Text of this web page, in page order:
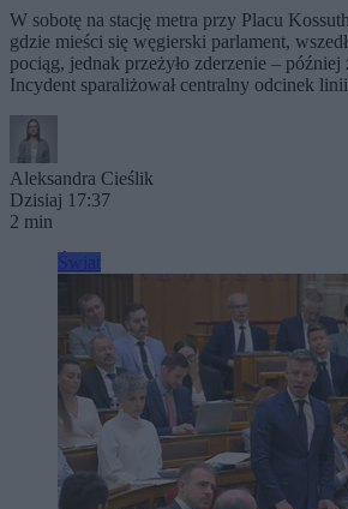
W sobotę na stację metra przy Placu
gdzie mieści się węgierski parlament,
pociąg, jednak przeżyło zderzenie – później
Incydent sparaliżował centralny odcinek
Aleksandra Cieślik
Dzisiaj 17:37
2 min